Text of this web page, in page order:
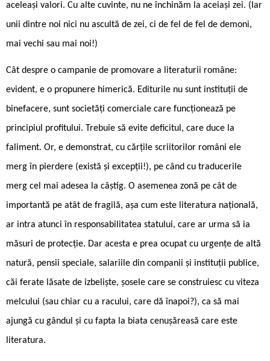
aceleași valori. Cu alte cuvinte, nu ne închinăm la aceiași zei. (Iar
unii dintre noi nici nu ascultă de zei, ci de fel de fel de demoni,
mai vechi sau mai noi!)
Cât despre o campanie de promovare a literaturii române:
evident, e o propunere himerică. Editurile nu sunt instituții de
binefacere, sunt societăți comerciale care funcționează pe
principiul profitului. Trebuie să evite deficitul, care duce la
faliment. Or, e demonstrat, cu cărțile scriitorilor români ele
merg în pierdere (există și excepții!), pe când cu traducerile
merg cel mai adesea la câștig. O asemenea zonă pe cât de
importantă pe atât de fragilă, așa cum este literatura națională,
ar intra atunci în responsabilitatea statului, care ar urma să ia
măsuri de protecție. Dar acesta e prea ocupat cu urgențe de altă
natură, pensii speciale, salariile din companii și instituții publice,
căi ferate lăsate de izbeliște, șosele care se construiesc cu viteza
melcului (sau chiar cu a racului, care dă înapoi?), ca să mai
ajungă cu gândul și cu fapta la biata cenușăreasă care este
literatura.